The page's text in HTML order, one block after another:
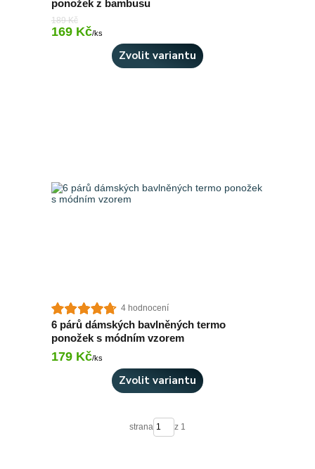
ponožek z bambusu
189 Kč
169 Kč/ks
Zvolit variantu
4 hodnocení
6 párů dámských bavlněných termo
ponožek s módním vzorem
179 Kč/ks
Zvolit variantu
strana z 1